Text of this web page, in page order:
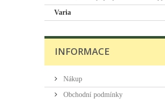
Varia
INFORMACE
Nákup
Obchodní podmínky